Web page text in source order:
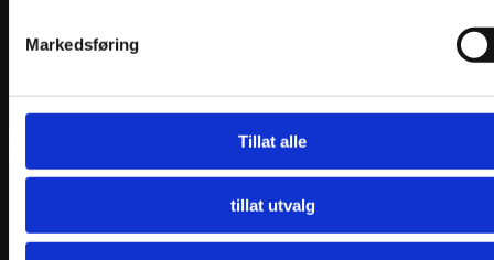
Markedsføring
Tillat alle
tillat utvalg
821,00
Velg alternativ